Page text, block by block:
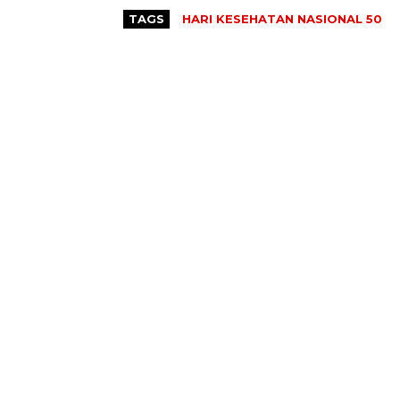
TAGS HARI KESEHATAN NASIONAL 50